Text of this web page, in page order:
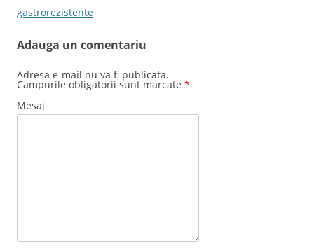
gastrorezistente
Adauga un comentariu
Adresa e-mail nu va fi publicata.
Campurile obligatorii sunt marcate *
Mesaj